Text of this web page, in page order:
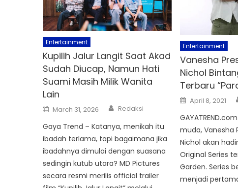
Entertainment
Kupilih Jalur Langit Saat Akad
Sudah Diucap, Namun Hati
Suami Masih Milik Wanita
Lain
Posted
on
March 31, 2026 Author
Redaksi
Gaya Trend – Katanya, menikah itu
ibadah terlama, tapi bagaimana jika
ibadahnya dimulai dengan suasana
sedingin kutub utara? MD Pictures
secara resmi merilis official trailer
Entertainment
Vanesha
Nichol
Terbaru
Posted
on
April 8, 2021
muda, Vanesha
Nichol akan
Original Series
Garden. Series
menjadi